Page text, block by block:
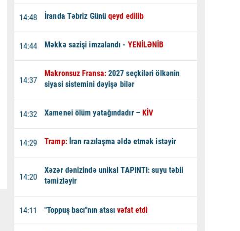
14:48 İranda Təbriz Günüqeyd edilib
14:44 Məkkə sazişi imzalandı - YENİLƏNİB
14:37
Makronsuz Fransa: 2027 seçkiləri ölkənin
siyasi sistemini dəyişə bilər
14:32 Xamenei ölüm yatağındadır – KİV
14:29 Tramp: İran razılaşma əldə etmək istəyir
14:20
Xəzər dənizində unikal TAPINTI: suyu təbii
təmizləyir
14:11 "Toppuş bacı"nın atasıvəfat etdi